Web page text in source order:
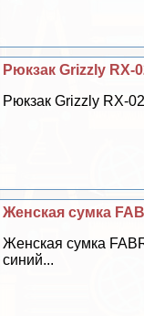
Рюкзак Grizzly
Рюкзак Grizzly RX-
Женская сумка
Женская сумка
синий...